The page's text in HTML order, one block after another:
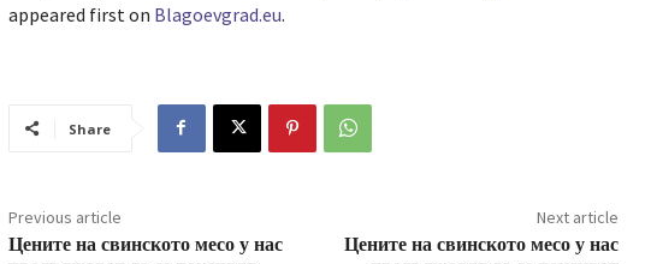
appeared first on Blagoevgrad.eu.
Share
Previous article
Цените на свинското месо у нас
Next article
Цените на свинското месо у нас